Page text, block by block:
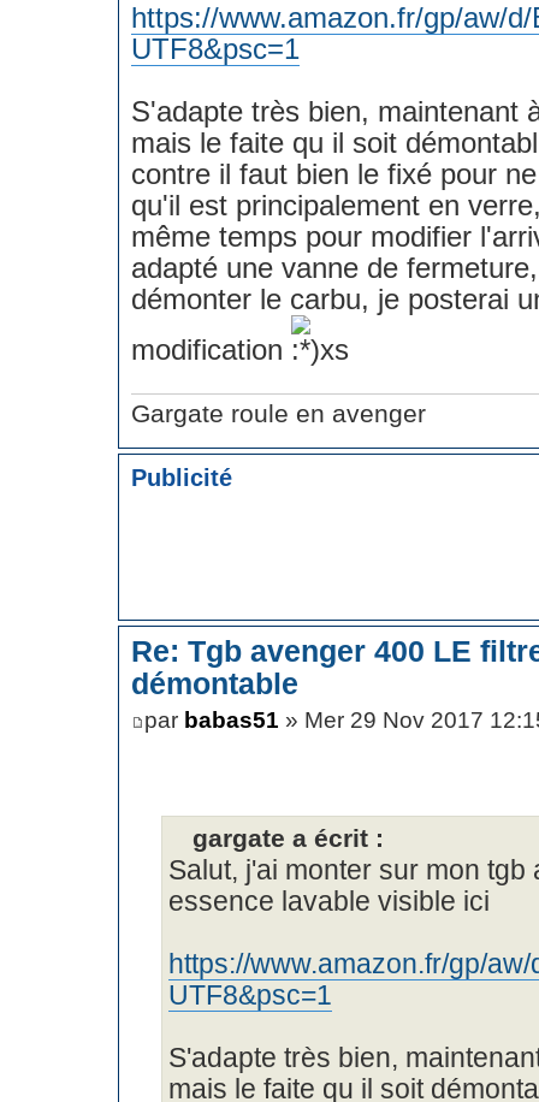
https://www.amazon.fr/gp/aw/
UTF8&psc=1
S'adapte très bien, maintenant
mais le faite qu il soit
contre il faut bien le fixé pour
qu'il est principalement en
même temps pour modifier
adapté une vanne de
démonter le carbu, je posterai
modification
Gargate roule en avenger
Publicité
Re: Tgb avenger 400 LE
démontable
par babas51 » Mer 29 Nov 2017
gargate a écrit :
Salut, j'ai monter sur mon
essence lavable visible ici
https://www.amazon.fr/gp/
UTF8&psc=1
S'adapte très bien,
mais le faite qu il soit